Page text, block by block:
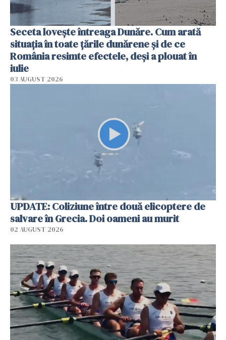
Seceta lovește întreaga Dunăre. Cum arată
situația în toate țările dunărene și de ce
România resimte efectele, deși a plouat în
iulie
03 AUGUST 2026
UPDATE: Coliziune între două elicoptere de
salvare în Grecia. Doi oameni au murit
02 AUGUST 2026